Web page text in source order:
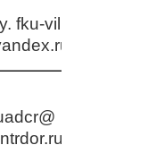
fku-viluy